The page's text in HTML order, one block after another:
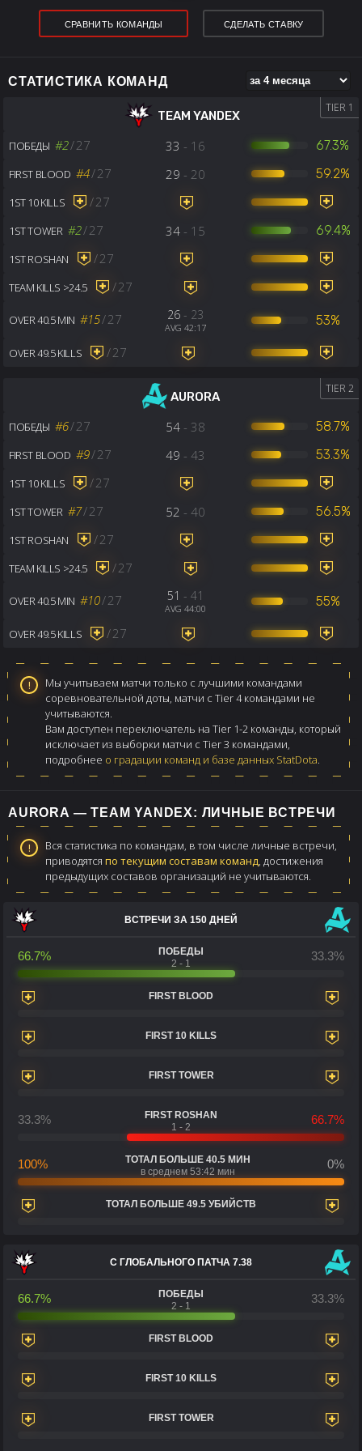
СРАВНИТЬ КОМАНДЫ СДЕЛАТЬ СТАВКУ
СТАТИСТИКА КОМАНД
TEAM YANDEX
TIER 1
ПОБЕДЫ #2/27 33 - 16 67.3%
FIRST BLOOD #4/27 29 - 20 59.2%
1ST 10 KILLS /27
1ST TOWER #2/27 34- 15 69.4%
1ST ROSHAN /27
TEAM KILLS >24.5 /27
OVER 40.5 MIN #15/27 26- 23
AVG 42:17 53%
OVER 49.5 KILLS /27
AURORA
TIER 2
ПОБЕДЫ #6/27 54- 38 58.7%
FIRST BLOOD #9/27 49 - 43 53.3%
1ST 10 KILLS /27
1ST TOWER #7/27 52 - 40 56.5%
1ST ROSHAN /27
TEAM KILLS >24.5 /27
OVER 40.5 MIN #10/27 51 - 41
AVG 44:00 55%
OVER 49.5 KILLS /27
Мы учитываем матчи только с лучшими командами
соревновательной доты, матчи с Tier 4 командами не
учитываются.
Вам доступен переключатель на Tier 1-2 команды, который
исключает из выборки матчи с Tier 3 командами,
подробнее о градации команд и базе данных StatDota.
AURORA — TEAM YANDEX: ЛИЧНЫЕ ВСТРЕЧИ
Вся статистика по командам, в том числе личные встречи,
приводятся по текущим составам команд, достижения
предыдущих составов организаций не учитываются.
ВСТРЕЧИ ЗА 150 ДНЕЙ
66.7%
ПОБЕДЫ
2 - 1
33.3%
FIRST BLOOD
FIRST 10 KILLS
FIRST TOWER
33.3%
FIRST ROSHAN
1 - 2
66.7%
100%
ТОТАЛ БОЛЬШЕ 40.5 МИН
в среднем 53:42 мин
0%
ТОТАЛ БОЛЬШЕ 49.5 УБИЙСТВ
С ГЛОБАЛЬНОГО ПАТЧА 7.38
66.7%
ПОБЕДЫ
2 - 1
33.3%
FIRST BLOOD
FIRST 10 KILLS
FIRST TOWER